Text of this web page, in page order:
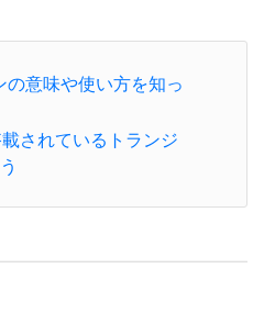
意味や使い方を知っ
されているトランジ